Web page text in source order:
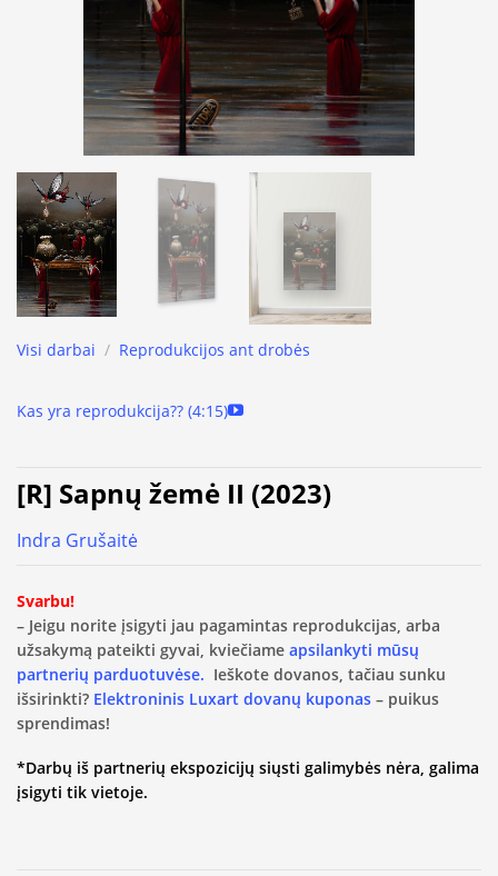
Visi darbai / Reprodukcijos ant drobės
Kas yra reprodukcija?? (4:15)
[R] Sapnų žemė II (2023)
Indra Grušaitė
Svarbu!
– Jeigu norite įsigyti jau pagamintas reprodukcijas, arba
užsakymą pateikti gyvai, kviečiame apsilankyti mūsų
partnerių parduotuvėse. Ieškote dovanos, tačiau sunku
išsirinkti? Elektroninis Luxart dovanų kuponas – puikus
sprendimas!
*Darbų iš partnerių ekspozicijų siųsti galimybės nėra, galima
įsigyti tik vietoje.